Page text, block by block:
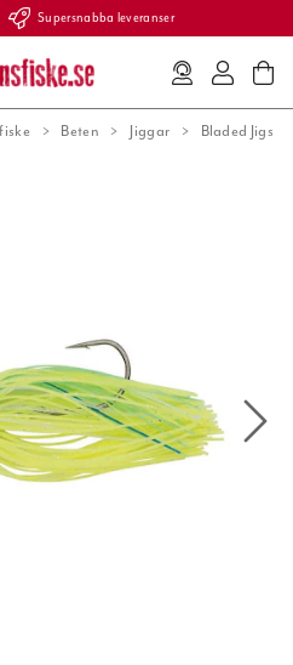
Supersnabba leveranser
Beten Jiggar Bladed Jigs